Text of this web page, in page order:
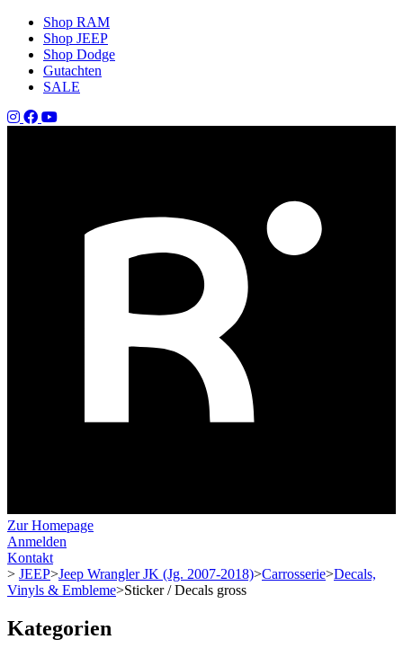
Shop RAM
Shop JEEP
Shop Dodge
Gutachten
SALE
Zur Homepage
Anmelden
Kontakt
> JEEP>Jeep Wrangler JK (Jg. 2007-2018)>Carrosserie>Decals,
Vinyls & Embleme>Sticker / Decals gross
Kategorien